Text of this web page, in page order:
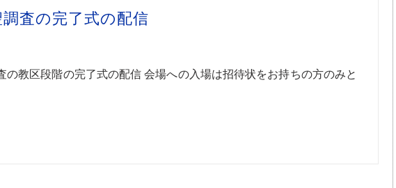
査の完了式の配信
教区段階の完了式の配信 会場への入場は招待状をお持ちの方のみと